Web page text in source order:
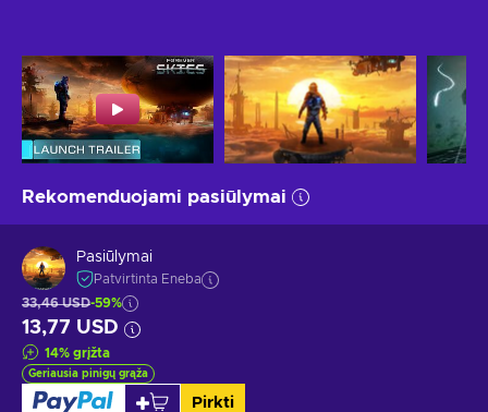
Rekomenduojami pasiūlymai
Pasiūlymai
Patvirtinta Eneba
33,46 USD-59%
13,77 USD
14% grįžta
Geriausia pinigų grąža
Pirkti